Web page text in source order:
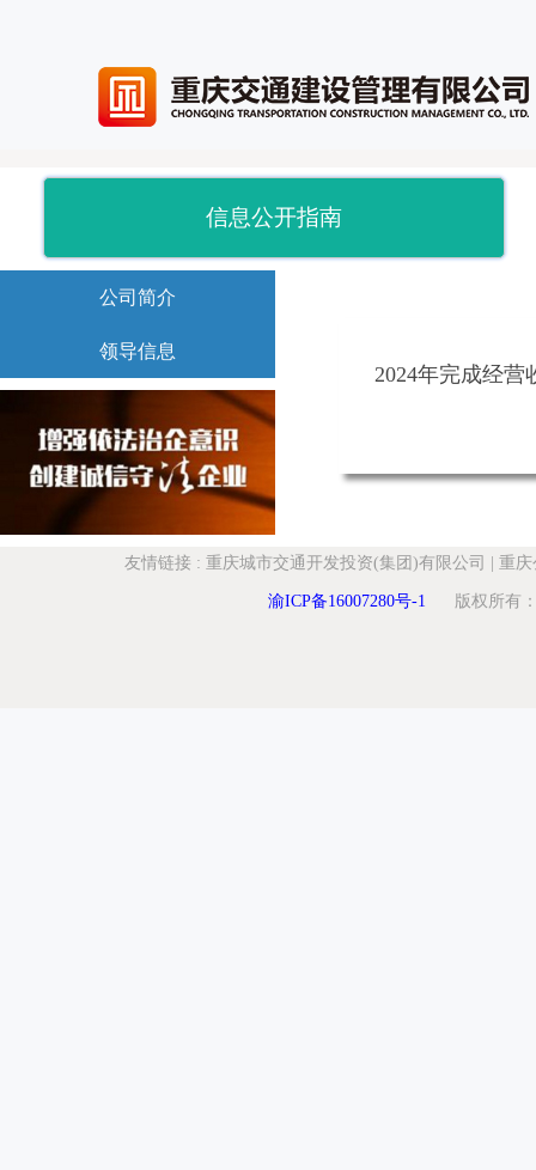
信息公开指南
公司简介
领导信息
2024年完成经营
友情链接 : 重庆城市交通开发投资(集团)有限公司 重庆
渝ICP备16007280号-1 版权所有：